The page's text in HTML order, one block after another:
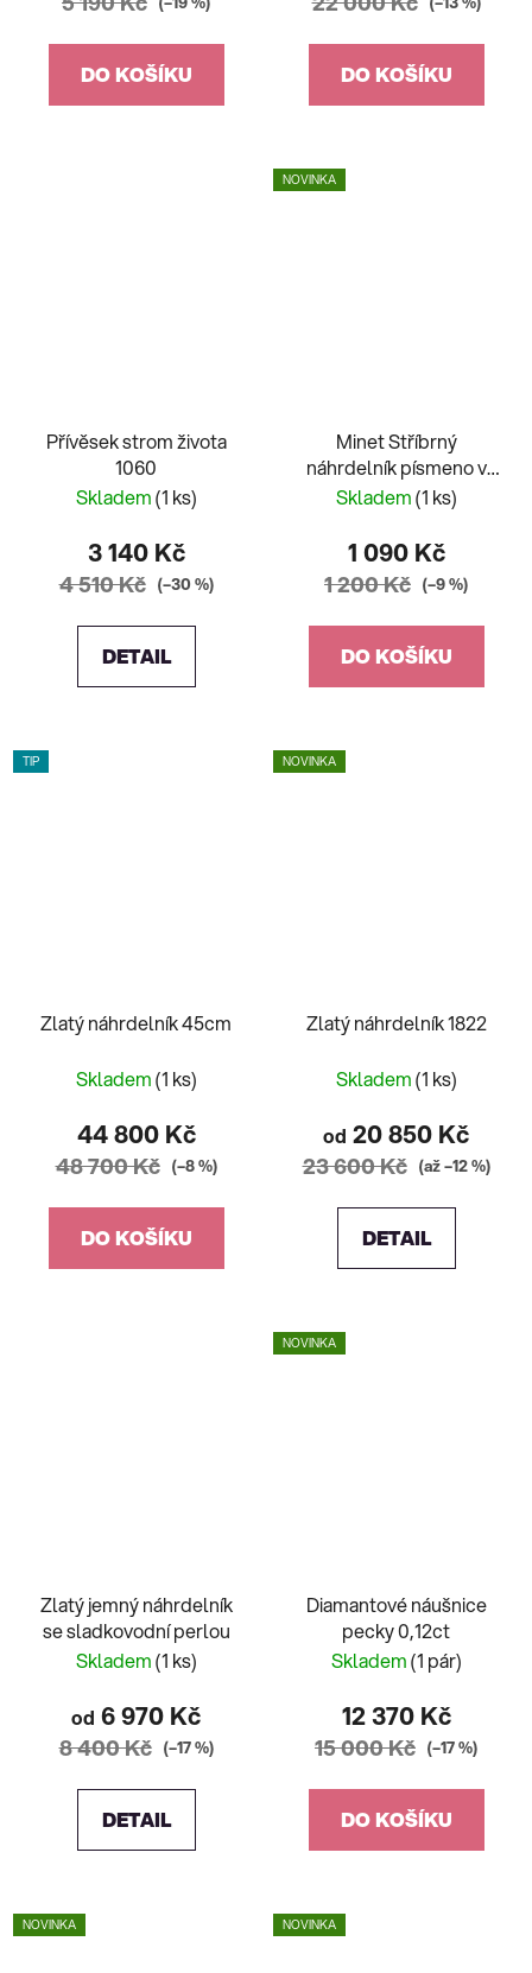
DO KOŠÍKU DO KOŠÍKU
Přívěsek strom života
1060
Skladem(1 ks)
3 140 Kč
4 510 Kč (–30 %)
DETAIL
NOVINKA
Minet Stříbrný
náhrdelník písmeno v
srdíčku "P" se zirkony
Skladem(1 ks)
1 090 Kč
1 200 Kč (–9 %)
DO KOŠÍKU
TIP
Zlatý náhrdelník 45cm
Skladem(1 ks)
44 800 Kč
48 700 Kč (–8 %)
DO KOŠÍKU
NOVINKA
Zlatý náhrdelník 1822
Skladem(1 ks)
od 20 850 Kč
23 600 Kč (až –12 %)
DETAIL
Zlatý jemný náhrdelník
se sladkovodní perlou
Skladem(1 ks)
od 6 970 Kč
8 400 Kč (–17 %)
DETAIL
NOVINKA
Diamantové náušnice
pecky 0,12ct
Skladem(1 pár)
12 370 Kč
15 000 Kč (–17 %)
DO KOŠÍKU
NOVINKA NOVINKA